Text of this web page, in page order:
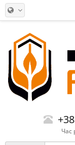
Час